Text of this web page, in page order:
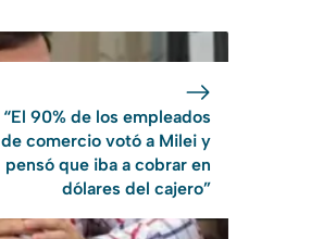
“El 90% de los empleados
de comercio votó a Milei y
pensó que iba a cobrar en
dólares del cajero”